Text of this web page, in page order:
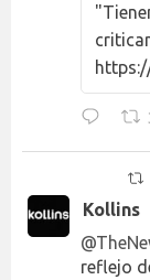
Kollins
reflejo